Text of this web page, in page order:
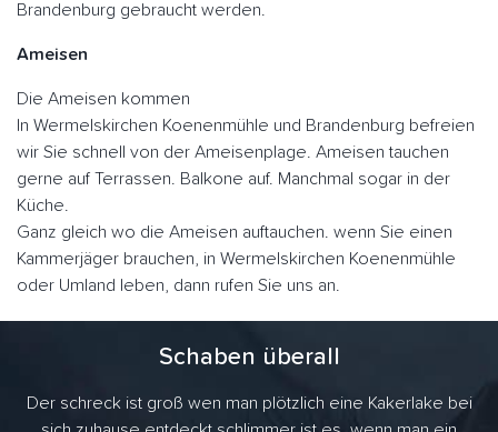
Brandenburg gebraucht werden.
Ameisen
Die Ameisen kommen
In Wermelskirchen Koenenmühle und Brandenburg befreien
wir Sie schnell von der Ameisenplage. Ameisen tauchen
gerne auf Terrassen. Balkone auf. Manchmal sogar in der
Küche.
Ganz gleich wo die Ameisen auftauchen. wenn Sie einen
Kammerjäger brauchen, in Wermelskirchen Koenenmühle
oder Umland leben, dann rufen Sie uns an.
Schaben überall
Der schreck ist groß wen man plötzlich eine Kakerlake bei